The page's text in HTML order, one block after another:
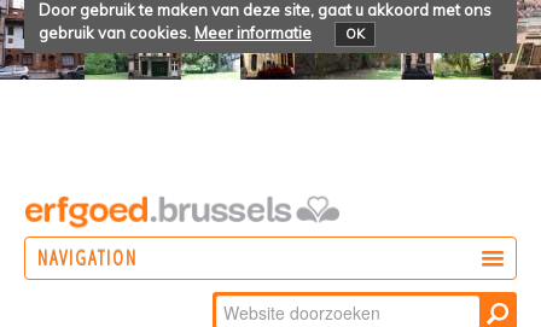
Door gebruik te maken van deze site, gaat u akkoord met ons
gebruik van cookies. Meer informatie OK
NAVIGATION
Zoek